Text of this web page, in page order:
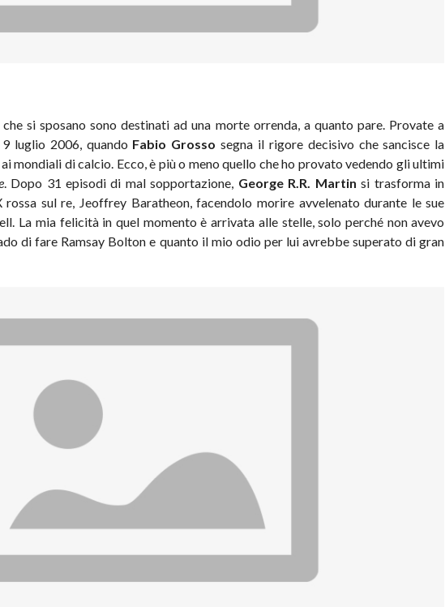
si sposano sono destinati ad una morte orrenda, a quanto pare. Provate a
luglio 2006, quando Fabio Grosso segna il rigore decisivo che sancisce la
mondiali di calcio. Ecco, è più o meno quello che ho provato vedendo gli ultimi
. Dopo 31 episodi di mal sopportazione, George R.R. Martin si trasforma in
sul re, Jeoffrey Baratheon, facendolo morire avvelenato durante le sue
La mia felicità in quel momento è arrivata alle stelle, solo perché non avevo
di fare Ramsay Bolton e quanto il mio odio per lui avrebbe superato di gran